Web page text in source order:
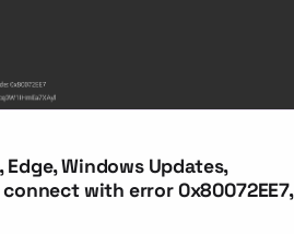
Windows Updates,
with error 0x80072EE7,